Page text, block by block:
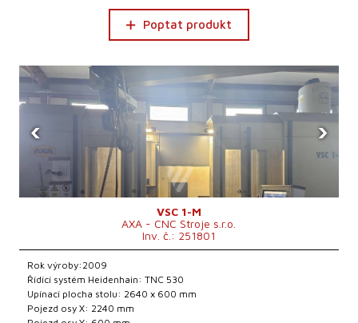
Poptat produkt
‹ ›
VSC 1-M
AXA - CNC Stroje s.r.o.
Inv. č.: 251801
Rok výroby:2009
Řídící systém Heidenhain: TNC 530
Upínací plocha stolu: 2640 x 600 mm
Pojezd osy X: 2240 mm